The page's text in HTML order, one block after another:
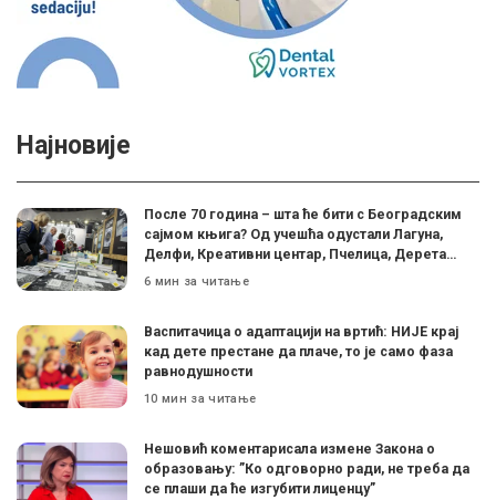
Најновије
После 70 година – шта ће бити с Београдским
сајмом књига? Од учешћа одустали Лагуна,
Делфи, Креативни центар, Пчелица, Дерета…
6 мин за читање
Васпитачица о адаптацији на вртић: НИЈЕ крај
кад дете престане да плаче, то је само фаза
равнодушности
10 мин за читање
Нешовић коментарисала измене Закона о
образовању: ”Ко одговорно ради, не треба да
се плаши да ће изгубити лиценцу”